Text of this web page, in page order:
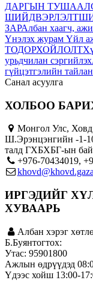
ДАРГЫН ТУШААЛ
ШИЙДВЭРЛЭЛТ
ЗАРАлбан хаагч,
Үнэлэх журам Үйл
ТОДОРХОЙЛОЛТ
урьдчилан сэргийлэх
гүйцэтгэлийн тайлан
Санал асуулга
ХОЛБОО
Монгол Улс, Ховд
Ш.Эрэнцэнгийн -1-
талд ГХБХБГ-ын
+976-70434019,
ИРГЭДИЙГ
ХУВААРЬ
Албан хэрэг
Б.Буянтогтох:
Утас: 95901800
Ажлын өдрүүдэд
Үдээс хойш 13:00-